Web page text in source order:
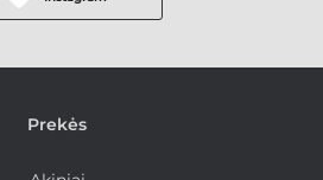
Prekės